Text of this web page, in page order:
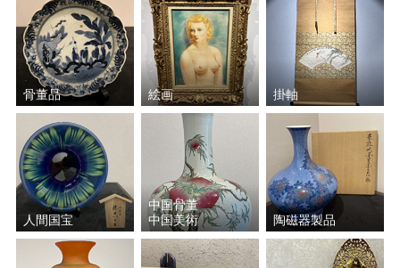
中川 浄益 原田 拾六
中村 翠嵐 バーナード・リーチ
金谷 浄雲 菊池 政光
加藤 重高
楽 吉左衛門 中村 宗哲
須田 賢司 小森 邦衞
骨董品 絵画 掛軸
人間国宝
中国骨董
中国美術
陶磁器製品